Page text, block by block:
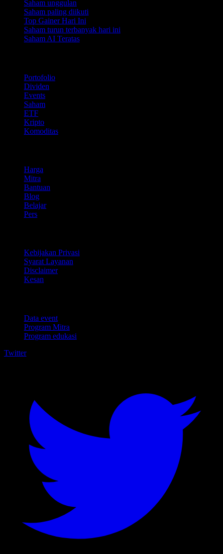
Saham unggulan
Saham paling diikuti
Top Gainer Hari Ini
Saham turun terbanyak hari ini
Saham AI Teratas
Portofolio
Dividen
Events
Saham
ETF
Kripto
Komoditas
Harga
Mitra
Bantuan
Blog
Belajar
Pers
Kebijakan Privasi
Syarat Layanan
Disclaimer
Kesan
Data event
Program Mitra
Program edukasi
Twitter